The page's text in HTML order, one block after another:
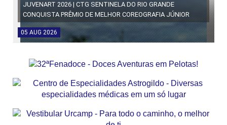
JUVENART 2026 | CTG SENTINELA DO RIO GRANDE
CONQUISTA PRÊMIO DE MELHOR COREOGRAFIA JÚNIOR
05 AUG 2026